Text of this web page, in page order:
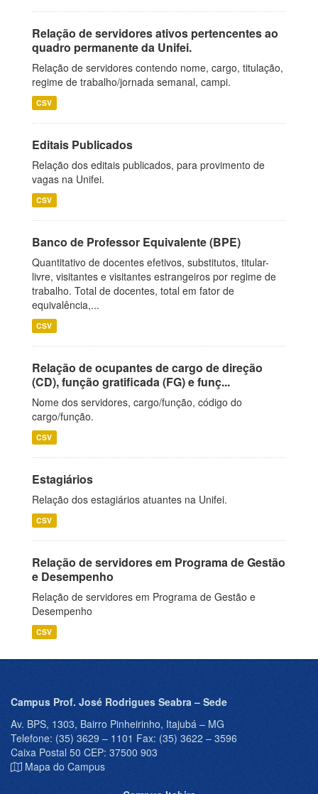
Relação de servidores ativos pertencentes ao
quadro permanente da Unifei.
Relação de servidores contendo nome, cargo, titulação,
regime de trabalho/jornada semanal, campi.
CSV
Editais Publicados
Relação dos editais publicados, para provimento de
vagas na Unifei.
CSV
Banco de Professor Equivalente (BPE)
Quantitativo de docentes efetivos, substitutos, titular-
livre, visitantes e visitantes estrangeiros por regime de
trabalho. Total de docentes, total em fator de
equivalência,...
CSV
Relação de ocupantes de cargo de direção
(CD), função gratificada (FG) e funç...
Nome dos servidores, cargo/função, código do
cargo/função.
CSV
Estagiários
Relação dos estagiários atuantes na Unifei.
CSV
Relação de servidores em Programa de Gestão
e Desempenho
Relação de servidores em Programa de Gestão e
Desempenho
CSV
Campus Prof. José Rodrigues Seabra – Sede
Av. BPS, 1303, Bairro Pinheirinho, Itajubá – MG
Telefone: (35) 3629 – 1101 Fax: (35) 3622 – 3596
Caixa Postal 50 CEP: 37500 903
Mapa do Campus